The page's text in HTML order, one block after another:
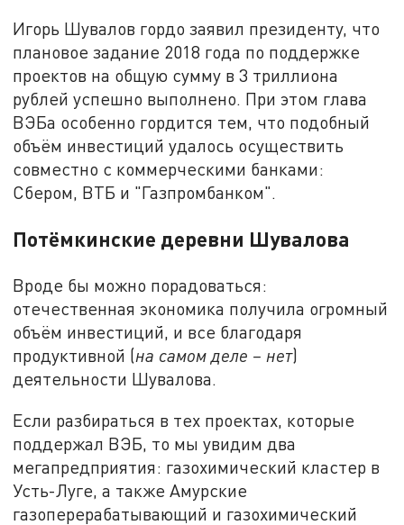
Игорь Шувалов гордо заявил президенту, что
плановое задание 2018 года по поддержке
проектов на общую сумму в 3 триллиона
рублей успешно выполнено. При этом глава
ВЭБа особенно гордится тем, что подобный
объём инвестиций удалось осуществить
совместно с коммерческими банками:
Сбером, ВТБ и "Газпромбанком".
Потёмкинские деревни Шувалова
Вроде бы можно порадоваться:
отечественная экономика получила огромный
объём инвестиций, и все благодаря
продуктивной (на самом деле – нет)
деятельности Шувалова.
Если разбираться в тех проектах, которые
поддержал ВЭБ, то мы увидим два
мегапредприятия: газохимический кластер в
Усть-Луге, а также Амурские
газоперерабатывающий и газохимический